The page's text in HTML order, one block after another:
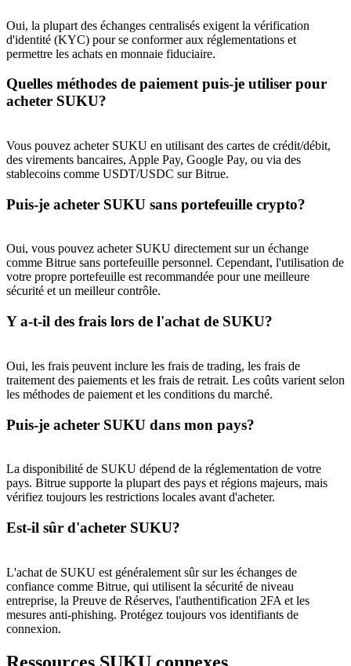
Deposit & Trade BTC to Share 25000 USDT prize pool!
Deposit CASHCAT & Win
Register & Trade to Win 500,000 USDT
Precious Metals Trading Carnival
USDT New User Exclusive 10% APR
USDT Flexible Staking | Daily Rewards
BTC New User Exclusive: 6.5% APR
BTC Flexible Staking | Daily Rewards
Plus d'événements
Oui, la plupart des échanges centralisés exigent la vérification
d'identité (KYC) pour se conformer aux réglementations et
permettre les achats en monnaie fiduciaire.
Quelles méthodes de paiement puis-je utiliser pour
acheter SUKU?
Vous pouvez acheter SUKU en utilisant des cartes de crédit/débit,
des virements bancaires, Apple Pay, Google Pay, ou via des
stablecoins comme USDT/USDC sur Bitrue.
Puis-je acheter SUKU sans portefeuille crypto?
Oui, vous pouvez acheter SUKU directement sur un échange
comme Bitrue sans portefeuille personnel. Cependant, l'utilisation de
votre propre portefeuille est recommandée pour une meilleure
sécurité et un meilleur contrôle.
Y a-t-il des frais lors de l'achat de SUKU?
Oui, les frais peuvent inclure les frais de trading, les frais de
traitement des paiements et les frais de retrait. Les coûts varient selon
les méthodes de paiement et les conditions du marché.
Puis-je acheter SUKU dans mon pays?
La disponibilité de SUKU dépend de la réglementation de votre
pays. Bitrue supporte la plupart des pays et régions majeurs, mais
vérifiez toujours les restrictions locales avant d'acheter.
Est-il sûr d'acheter SUKU?
L'achat de SUKU est généralement sûr sur les échanges de
confiance comme Bitrue, qui utilisent la sécurité de niveau
entreprise, la Preuve de Réserves, l'authentification 2FA et les
mesures anti-phishing. Protégez toujours vos identifiants de
connexion.
Ressources SUKU connexes